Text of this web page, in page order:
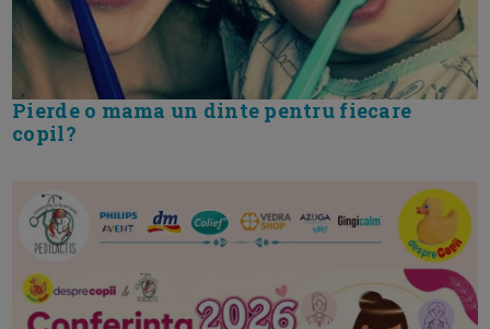
Pierde o mama un dinte pentru fiecare
copil?